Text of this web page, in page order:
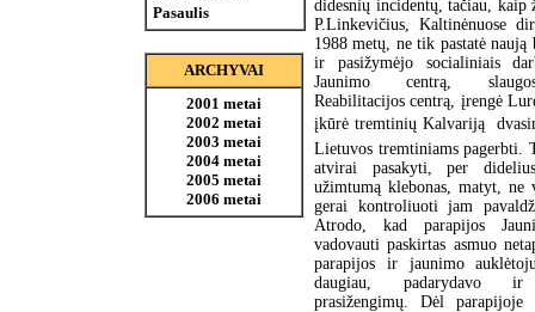
Pasaulis
ARCHYVAI
2001 metai
2002 metai
2003 metai
2004 metai
2005 metai
2006 metai
didesnių incidentų, tačiau, kaip
P.Linkevičius, Kaltinėnuose
1988 metų, ne tik pastatė naują
ir pasižymėjo socialiniais
Jaunimo centrą,
Reabilitacijos centrą, įrengė
įkūrė tremtinių Kalvariją 
Lietuvos tremtiniams pagerbti.
atvirai pasakyti, per
užimtumą klebonas, matyt, ne
gerai kontroliuoti jam
Atrodo, kad parapijos
vadovauti paskirtas asmuo
parapijos ir jaunimo
daugiau, padarydavo ir
prasižengimų. Dėl